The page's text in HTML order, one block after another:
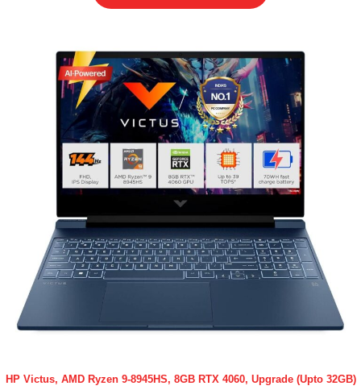
HP Victus, AMD Ryzen 9-8945HS, 8GB RTX 4060, Upgrade (Upto 32GB)